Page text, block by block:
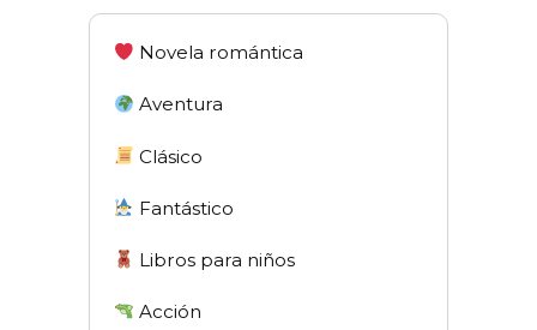
Novela romántica
Aventura
Clásico
Fantástico
Libros para niños
Acción